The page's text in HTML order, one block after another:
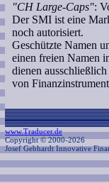
"CH Large-Caps":
Der SMI ist eine
noch autorisiert.
Geschützte Namen
einen freien Namen
dienen
von
www.Traducer.de
Copyright © 2000-2026
Josef Gebhardt Innovative